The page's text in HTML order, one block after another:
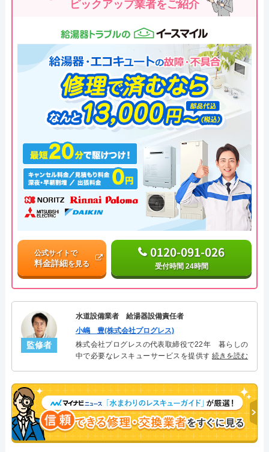
ピックアップ業者をご紹介
公式サイトで
料金詳細を見る
0120-091-026
受付時間 24時間
監修者
水道設備業者 給湯器設備責任者
小嶋 豊(株式会社プログレス)
株式会社プログレスの代表取締役で22年 暮らしの
中で必要なレスキューサービスを提供する株式会社
決。多くのお客様に信頼される「給湯器」のスペシ
ャリスト。
続きを読む